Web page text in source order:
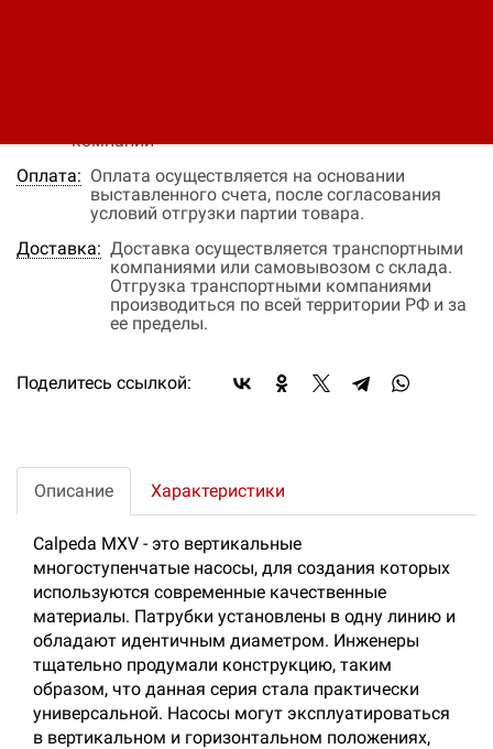
компании
Оплата: Оплата осуществляется на основании
выставленного счета, после согласования
условий отгрузки партии товара.
Доставка: Доставка осуществляется транспортными
компаниями или самовывозом с склада.
Отгрузка транспортными компаниями
производиться по всей территории РФ и за
ее пределы.
Поделитесь ссылкой:
Описание Характеристики
Calpeda MXV - это вертикальные
многоступенчатые насосы, для создания которых
используются современные качественные
материалы. Патрубки установлены в одну линию и
обладают идентичным диаметром. Инженеры
тщательно продумали конструкцию, таким
образом, что данная серия стала практически
универсальной. Насосы могут эксплуатироваться
в вертикальном и горизонтальном положениях,